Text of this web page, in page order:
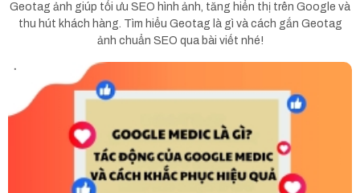
Geotag ảnh giúp tối ưu SEO hình ảnh, tăng hiển thị trên Google và
thu hút khách hàng. Tìm hiểu Geotag là gì và cách gắn Geotag
ảnh chuẩn SEO qua bài viết nhé!